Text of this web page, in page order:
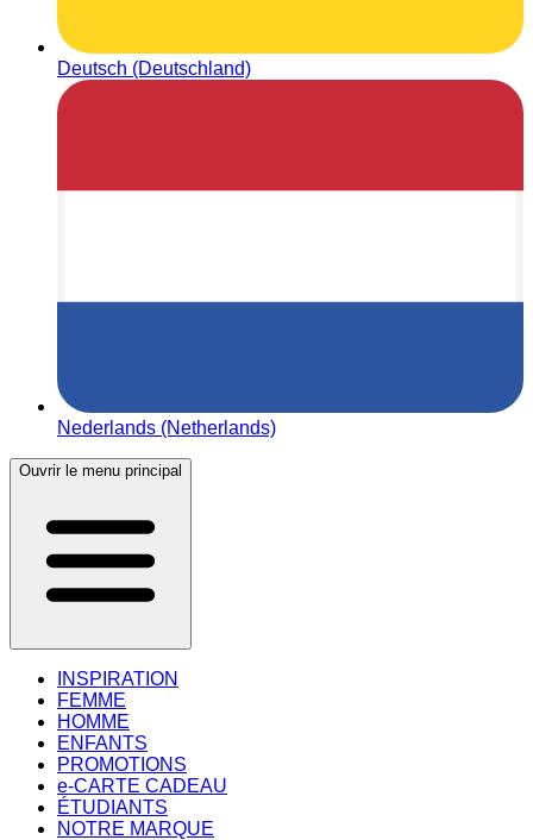
Deutsch (Deutschland)
Nederlands (Netherlands)
Ouvrir le menu principal
INSPIRATION
FEMME
HOMME
ENFANTS
PROMOTIONS
e-CARTE CADEAU
ÉTUDIANTS
NOTRE MARQUE